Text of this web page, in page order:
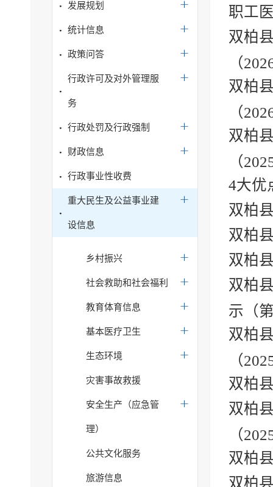
发展规划
统计信息
政策问答
行政许可及对外管理服
务
行政处罚及行政强制
财政信息
行政事业性收费
重大民生及公益事业建
设信息
乡村振兴
社会救助和社会福利
教育体育信息
基本医疗卫生
生态环境
灾害事故救援
安全生产（应急管
理）
公共文化服务
旅游信息
职工
双柏
（
双柏
（
双柏
（
4大优
双柏
双柏
双柏
双柏
示（
双柏
（
双柏
双柏
（
双柏
双柏